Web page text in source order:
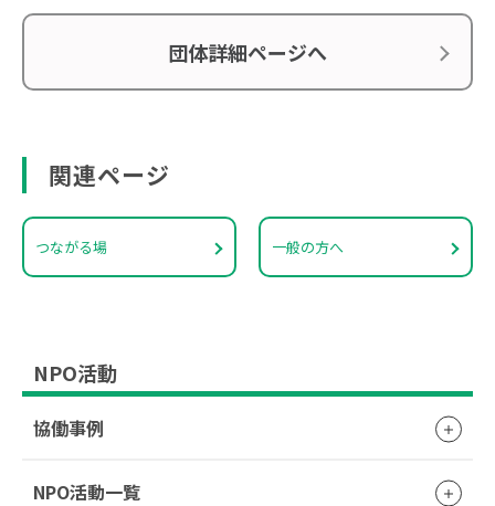
団体詳細ページへ
関連ページ
つながる場 一般の方へ
NPO活動
協働事例
NPO活動一覧